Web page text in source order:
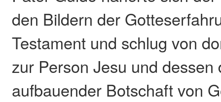
den Bildern der
Testament und schlug von
zur Person Jesu und dessen
aufbauender Botschaft von